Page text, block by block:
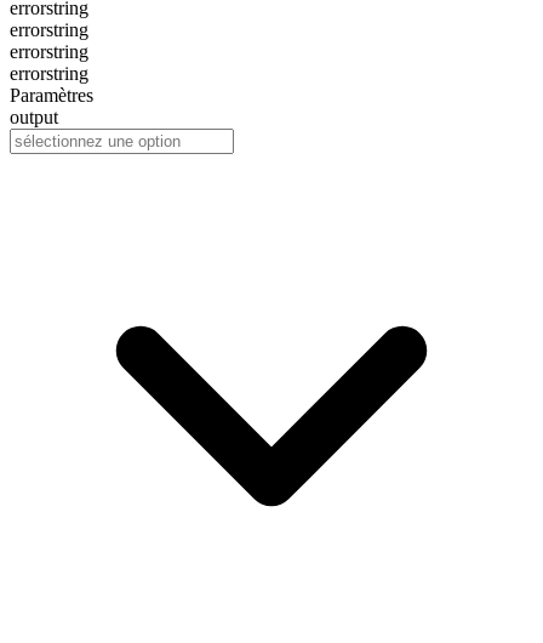
errorstring
errorstring
errorstring
errorstring
Paramètres
output